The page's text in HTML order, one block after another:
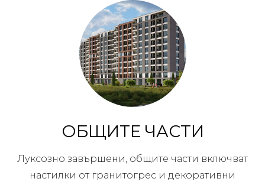
ОБЩИТЕ ЧАСТИ
Луксозно завършени, общите части включват
настилки от гранитогрес и декоративни